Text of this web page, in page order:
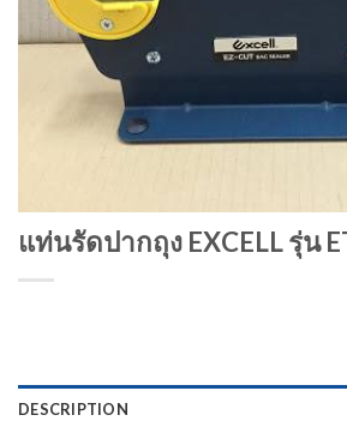
แท่นรัดปากถุง EXCELL รุ่น
DESCRIPTION